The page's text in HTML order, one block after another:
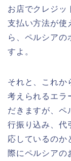
お店でクレジッ
支払い方法が使
ら、ペルシアの
すよ。
それと、これか
考えられるエラ
だきますが、ペ
行振り込み、代
応しているのか
際にペルシアの